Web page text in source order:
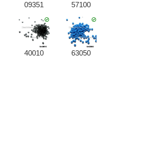
09351 57100
40010 63050